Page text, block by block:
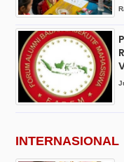
INTERNASIONAL